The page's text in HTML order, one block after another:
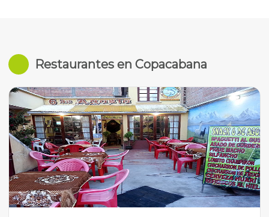
Restaurantes en Copacabana